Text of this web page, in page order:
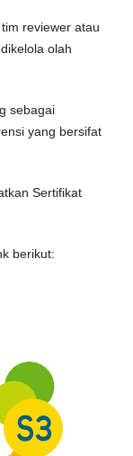
reviewer atau
olah
sebagai
yang bersifat
Sertifikat
berikut: